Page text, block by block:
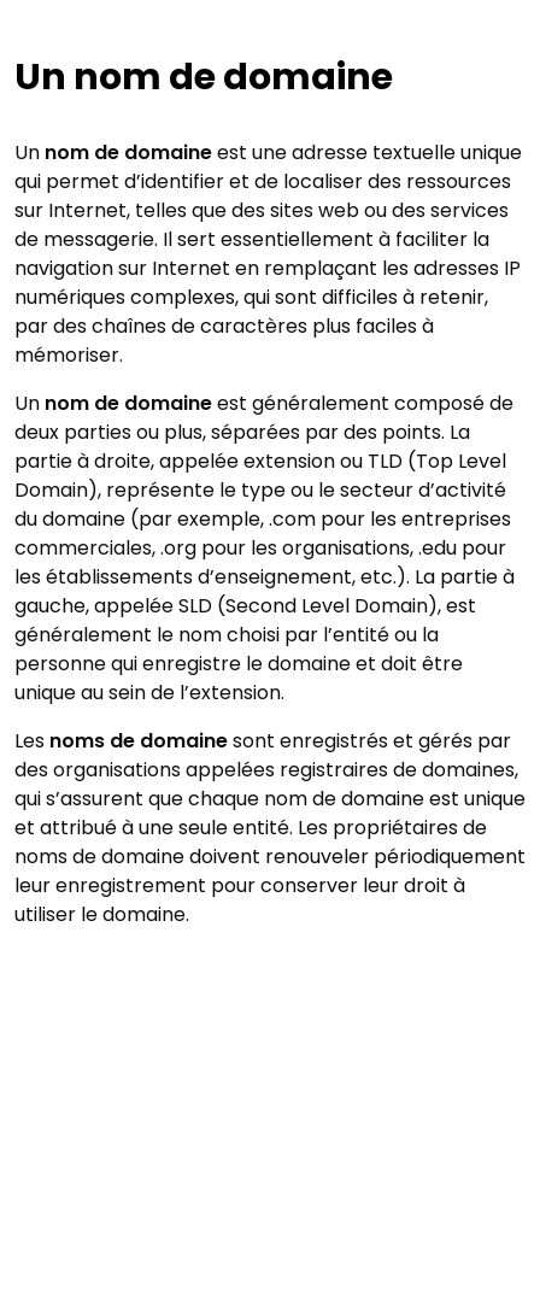
Un nom de domaine
Un nom de domaineest une adresse textuelle unique
qui permet d’identifier et de localiser des ressources
sur Internet, telles que des sites web ou des services
de messagerie. Il sert essentiellement à faciliter la
navigation sur Internet en remplaçant les adresses IP
numériques complexes, qui sont difficiles à retenir,
par des chaînes de caractères plus faciles à
mémoriser.
Un nom de domaineest généralement composé de
deux parties ou plus, séparées par des points. La
partie à droite, appelée extension ou TLD (Top Level
Domain), représente le type ou le secteur d’activité
du domaine (par exemple, .com pour les entreprises
commerciales, .org pour les organisations, .edu pour
les établissements d’enseignement, etc.). La partie à
gauche, appelée SLD (Second Level Domain), est
généralement le nom choisi par l’entité ou la
personne qui enregistre le domaine et doit être
unique au sein de l’extension.
Les noms de domainesont enregistrés et gérés par
des organisations appelées registraires de domaines,
qui s’assurent que chaque nom de domaine est unique
et attribué à une seule entité. Les propriétaires de
noms de domaine doivent renouveler périodiquement
leur enregistrement pour conserver leur droit à
utiliser le domaine.